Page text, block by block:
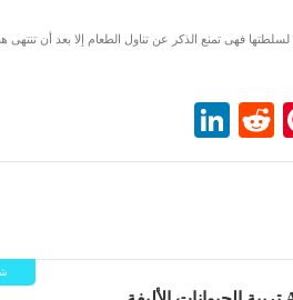
لسلطتها فهى تمنع الذكر عن تناول الطعام إلا بعد أن
Pinterest
Reddit